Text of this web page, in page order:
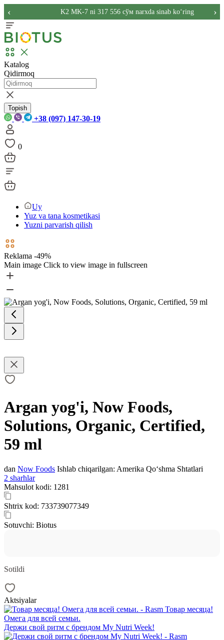
K2 MK-7 ni 317 556 сўм narxda sinab ko‘ring
‹ ›
Katalog
Qidirmoq
Topish
+38 (097) 147-30-19
0
Uy
Yuz va tana kosmetikasi
Yuzni parvarish qilish
Reklama -49%
Main image Click to view image in fullscreen
Argan yog'i, Now Foods,
Solutions, Organic, Certified,
59 ml
dan Now Foods Ishlab chiqarilgan: Amerika Qo‘shma Shtatlari
2 sharhlar
Mahsulot kodi: 1281
Shtrix kod: 733739077349
Sotuvchi: Biotus
Sotildi
Aktsiyalar
Товар месяца!
Омега для всей семьи.
Держи свой ритм с брендом My Nutri Week!